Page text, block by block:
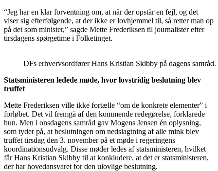
“Jeg har en klar forventning om, at når der opstår en fejl, og det
viser sig efterfølgende, at der ikke er lovhjemmel til, så retter man op
på det som minister,” sagde Mette Frederiksen til journalister efter
tirsdagens spørgetime i Folketinget.
DFs erhvervsordfører Hans Kristian Skibby på dagens
Statsministeren ledede møde, hvor lovstridig beslutning blev
truffet
Mette Frederiksen ville ikke fortælle “om de konkrete elementer” i
forløbet. Det vil fremgå af den kommende redegørelse, forklarede
hun. Men i onsdagens samråd gav Mogens Jensen én oplysning,
som tyder på, at beslutningen om nedslagtning af alle mink blev
truffet tirsdag den 3. november på et møde i regeringens
koordinationsudvalg. Disse møder ledes af statsministeren, hvilket
får Hans Kristian Skibby til at konkludere, at det er statsministeren,
der har hovedansvaret for den ulovlige beslutning.